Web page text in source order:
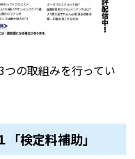
の取組みを行ってい
検定料補助」